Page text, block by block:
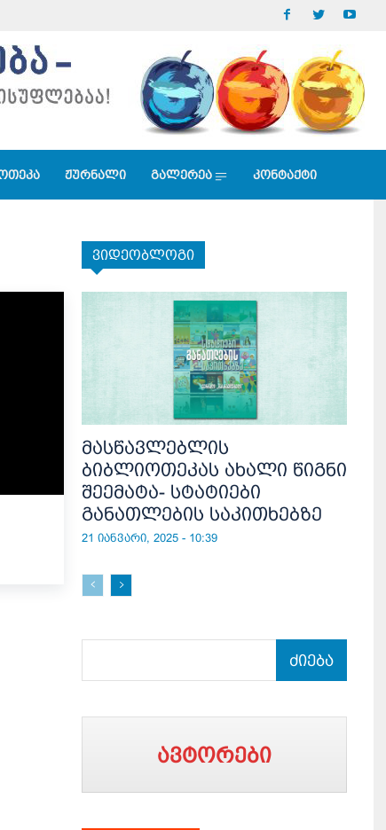
ჟურნალი გალერეა კონტაქტი
ვიდეობლოგი
მასწავლებლის
ბიბლიოთეკას ახალი წიგნი
შეემატა- სტატიები
განათლების საკითხებზე
21 იანვარი, 2025 - 10:39
ძიება
ავტორები